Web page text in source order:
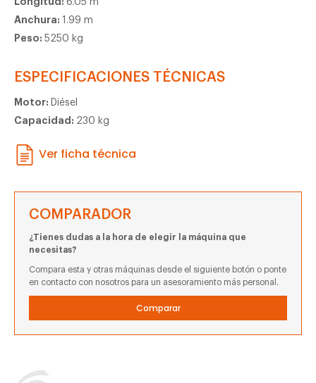
Anchura: 1.99 m
Peso: 5250 kg
ESPECIFICACIONES TÉCNICAS
Motor: Diésel
Capacidad: 230 kg
Ver ficha técnica
COMPARADOR
¿Tienes dudas a la hora de elegir la máquina que
necesitas?
Compara esta y otras máquinas desde el siguiente botón o ponte
en contacto con nosotros para un asesoramiento más personal.
Comparar